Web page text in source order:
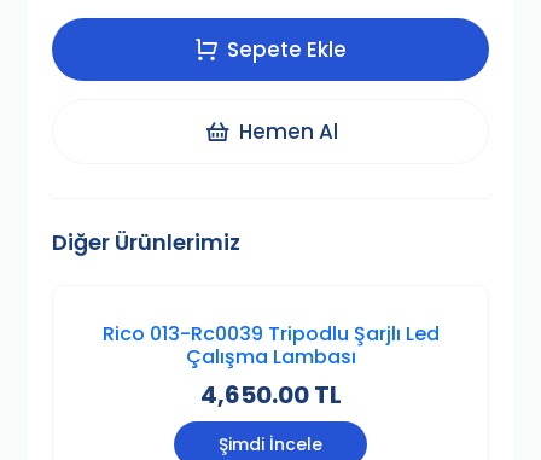
Sepete Ekle
Hemen Al
Diğer Ürünlerimiz
Rico 013-Rc0039 Tripodlu Şarjlı Led
Çalışma Lambası
4,650.00 TL
Şimdi İncele